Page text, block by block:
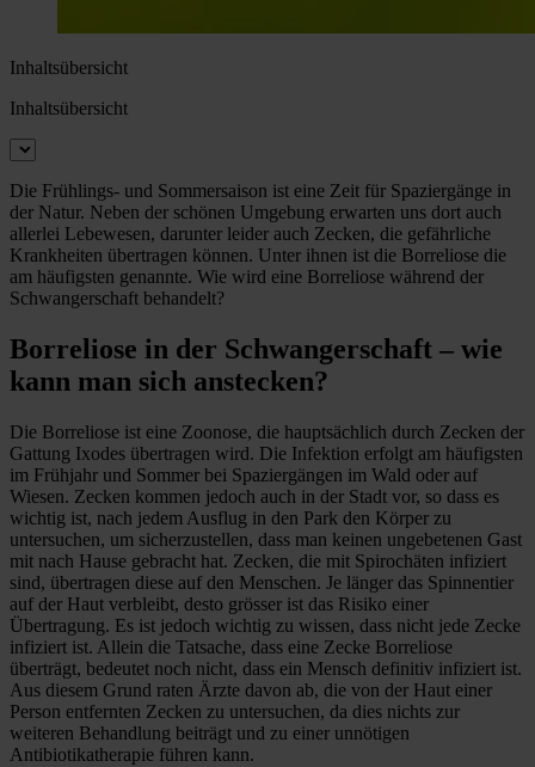
Inhaltsübersicht
Inhaltsübersicht
Die Frühlings- und Sommersaison ist eine Zeit für Spaziergänge in
der Natur. Neben der schönen Umgebung erwarten uns dort auch
allerlei Lebewesen, darunter leider auch Zecken, die gefährliche
Krankheiten übertragen können. Unter ihnen ist die Borreliose die
am häufigsten genannte. Wie wird eine Borreliose während der
Schwangerschaft behandelt?
Borreliose in der Schwangerschaft – wie
kann man sich anstecken?
Die Borreliose ist eine Zoonose, die hauptsächlich durch Zecken der
Gattung Ixodes übertragen wird. Die Infektion erfolgt am häufigsten
im Frühjahr und Sommer bei Spaziergängen im Wald oder auf
Wiesen. Zecken kommen jedoch auch in der Stadt vor, so dass es
wichtig ist, nach jedem Ausflug in den Park den Körper zu
untersuchen, um sicherzustellen, dass man keinen ungebetenen Gast
mit nach Hause gebracht hat. Zecken, die mit Spirochäten infiziert
sind, übertragen diese auf den Menschen. Je länger das Spinnentier
auf der Haut verbleibt, desto grösser ist das Risiko einer
Übertragung. Es ist jedoch wichtig zu wissen, dass nicht jede Zecke
infiziert ist. Allein die Tatsache, dass eine Zecke Borreliose
überträgt, bedeutet noch nicht, dass ein Mensch definitiv infiziert ist.
Aus diesem Grund raten Ärzte davon ab, die von der Haut einer
Person entfernten Zecken zu untersuchen, da dies nichts zur
weiteren Behandlung beiträgt und zu einer unnötigen
Antibiotikatherapie führen kann.